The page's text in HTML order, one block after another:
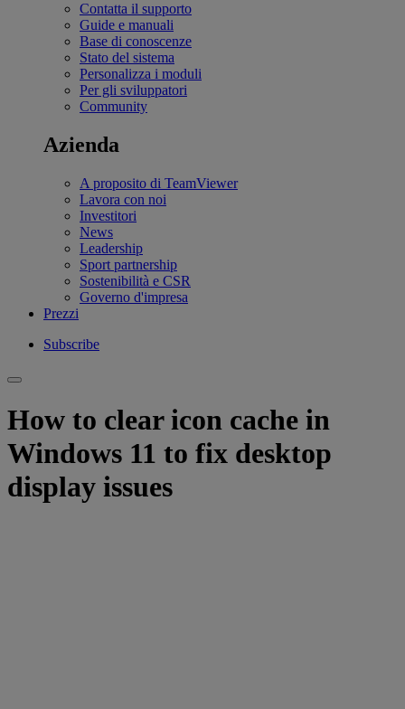
Contatta il supporto
Guide e manuali
Base di conoscenze
Stato del sistema
Personalizza i moduli
Per gli sviluppatori
Community
Azienda
A proposito di TeamViewer
Lavora con noi
Investitori
News
Leadership
Sport partnership
Sostenibilità e CSR
Governo d'impresa
Prezzi
Subscribe
How to clear icon cache in
Windows 11 to fix desktop
display issues